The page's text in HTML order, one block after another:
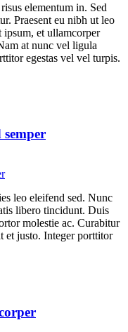
elementum in. Sed
Praesent eu nibh ut leo
ipsum, et ullamcorper
at nunc vel ligula
egestas vel vel turpis.
semper
leo eleifend sed. Nunc
libero tincidunt. Duis
molestie ac. Curabitur
et justo. Integer porttitor